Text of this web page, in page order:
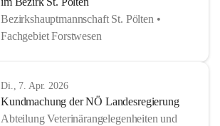
Bezirkshauptmannschaft St. Pölten •
Fachgebiet Forstwesen
Di., 7. Apr. 2026
Kundmachung der NÖ Landesregierung
Abteilung Veterinärangelegenheiten und